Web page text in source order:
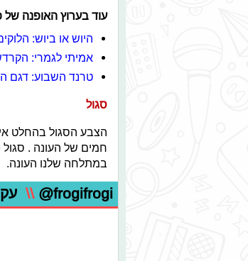
עוד בערוץ האופנה של
היוש או ביוש:
אמיתי לגמרי:
טרנד השבוע: דגם
סגול
הצבע הסגול בהחלט
חמים של העונה . סגול
במתלחה שלנו העונה.
@frogifrogi
\\